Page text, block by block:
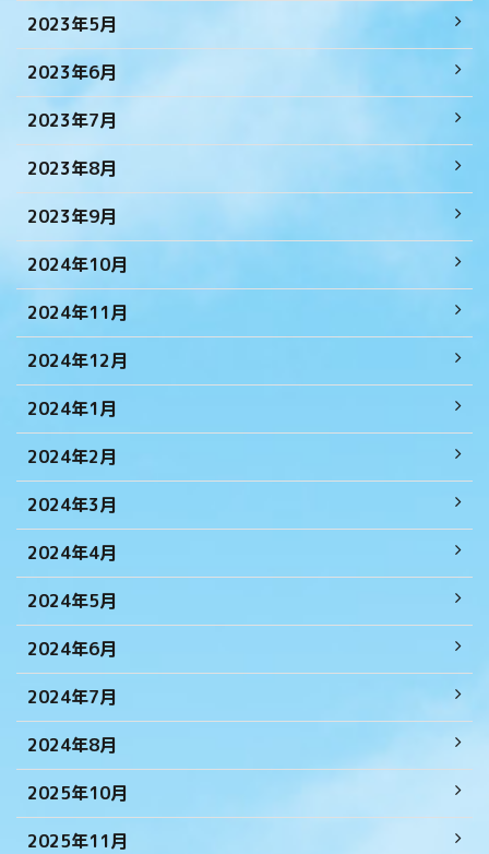
2023年5月
2023年6月
2023年7月
2023年8月
2023年9月
2024年10月
2024年11月
2024年12月
2024年1月
2024年2月
2024年3月
2024年4月
2024年5月
2024年6月
2024年7月
2024年8月
2025年10月
2025年11月